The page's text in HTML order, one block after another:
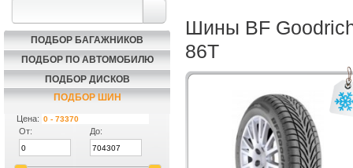
ПОДБОР БАГАЖНИКОВ
ПОДБОР ПО АВТОМОБИЛЮ
ПОДБОР ДИСКОВ
ПОДБОР ШИН
Цена:
От:
До:
Шины BF
86T